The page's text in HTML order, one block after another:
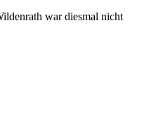
war diesmal nicht